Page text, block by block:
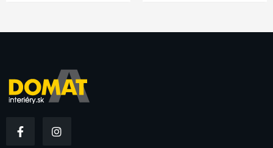
a
n